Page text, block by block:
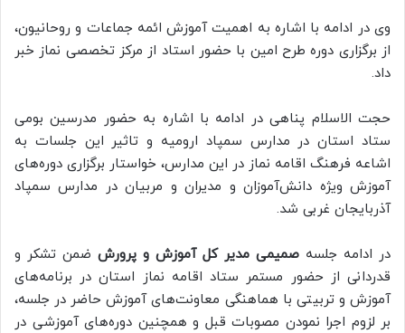
وی در ادامه با اشاره به اهمیت آموزش ائمه جماعات و روحانیون،
از برگزاری دوره طرح امین با حضور استاد از مرکز تخصصی نماز خبر
داد.
حجت الاسلام پناهی در ادامه با اشاره به حضور مدرسین بومی
ستاد استان در مدارس سمپاد ارومیه و تاثیر این جلسات به
اشاعه فرهنگ اقامه نماز در این مدارس، خواستار برگزاری دوره‌های
آموزش ویژه دانش‌آموزان و مدیران و مربیان در مدارس سمپاد
آذربایجان غربی شد.
در ادامه جلسه صمیمی مدیر کل آموزش و پرورش ضمن تشکر و
قدردانی از حضور مستمر ستاد اقامه نماز استان در برنامه‌های
آموزش و تربیتی با هماهنگی معاونت‌های آموزش حاضر در جلسه،
بر لزوم اجرا نمودن مصوبات قبل و همچنین دوره‌های آموزشی در